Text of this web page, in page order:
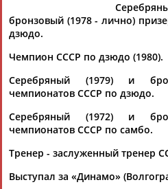
Флюра
АББАТЕ-
Татьяна
бронзовый (1978 - лично)
дзюдо.
Чемпион СССР по дзюдо (1980).
Серебряный (1979) и
чемпионатов СССР по дзюдо.
Серебряный (1972) и
чемпионатов СССР по самбо.
Тренер - заслуженный тренер
Выступал за «Динамо»